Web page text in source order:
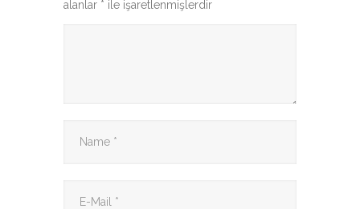
alanlar * ile işaretlenmişlerdir